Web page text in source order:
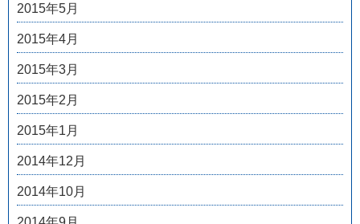
2015年5月
2015年4月
2015年3月
2015年2月
2015年1月
2014年12月
2014年10月